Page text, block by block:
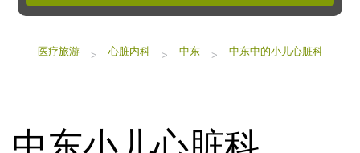
医疗旅游 > 心脏内科 > 中东 > 中东中的小儿心脏科